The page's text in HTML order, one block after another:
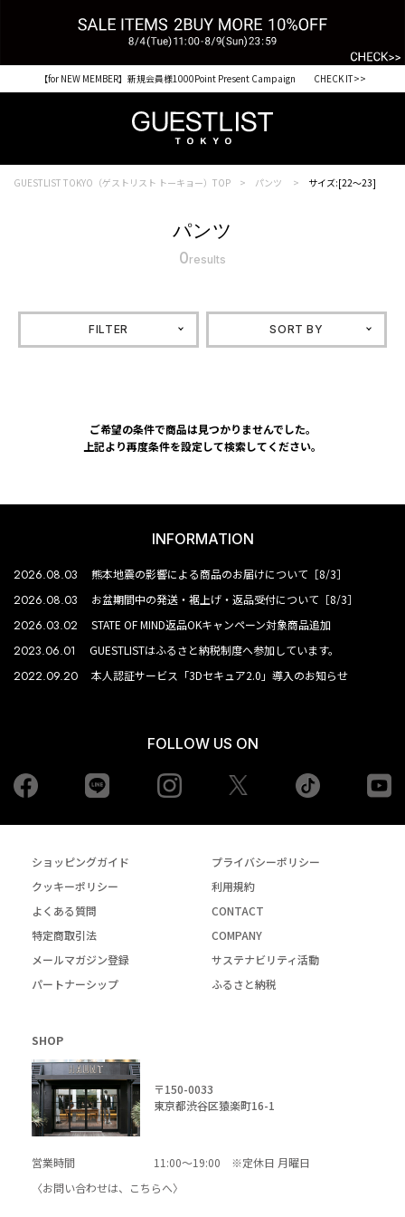
【for NEW MEMBER】新規会員様1000Point Present Campaign CHECK IT>>
GUESTLIST TOKYO（ゲストリスト トーキョー）TOP パンツ サイズ:[22～23]
パンツ
0results
FILTER SORT BY
ご希望の条件で商品は見つかりませんでした。
上記より再度条件を設定して検索してください。
INFORMATION
2026.08.03 熊本地震の影響による商品のお届けについて［8/3］
2026.08.03 お盆期間中の発送・裾上げ・返品受付について［8/3］
2026.03.02 STATE OF MIND返品OKキャンペーン対象商品追加
2023.06.01 GUESTLISTはふるさと納税制度へ参加しています。
2022.09.20 本人認証サービス「3Dセキュア2.0」導入のお知らせ
FOLLOW US ON
Facebook Instagram tiktok
ショッピングガイド
プライバシーポリシー
クッキーポリシー
利用規約
よくある質問
CONTACT
特定商取引法
COMPANY
メールマガジン登録
サステナビリティ活動
パートナーシップ
ふるさと納税
SHOP
〒150-0033
東京都渋谷区猿楽町16-1
営業時間
11:00～19:00 ※定休日 月曜日
〈お問い合わせは、
こちらへ〉